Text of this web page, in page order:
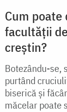
Cum
facultății
creștin?
Botezându-se,
purtând
biserică și
măcelar poate